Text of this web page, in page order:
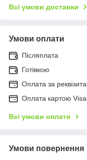
Всі умови доставки
Умови оплати
Післяплата
Готівкою
Оплата за
Оплата картою
Всі умови оплати
Умови повернення